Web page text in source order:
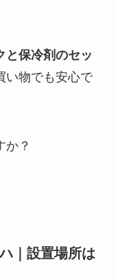
と保冷剤のセッ
い物でも安心で
か？
｜設置場所は